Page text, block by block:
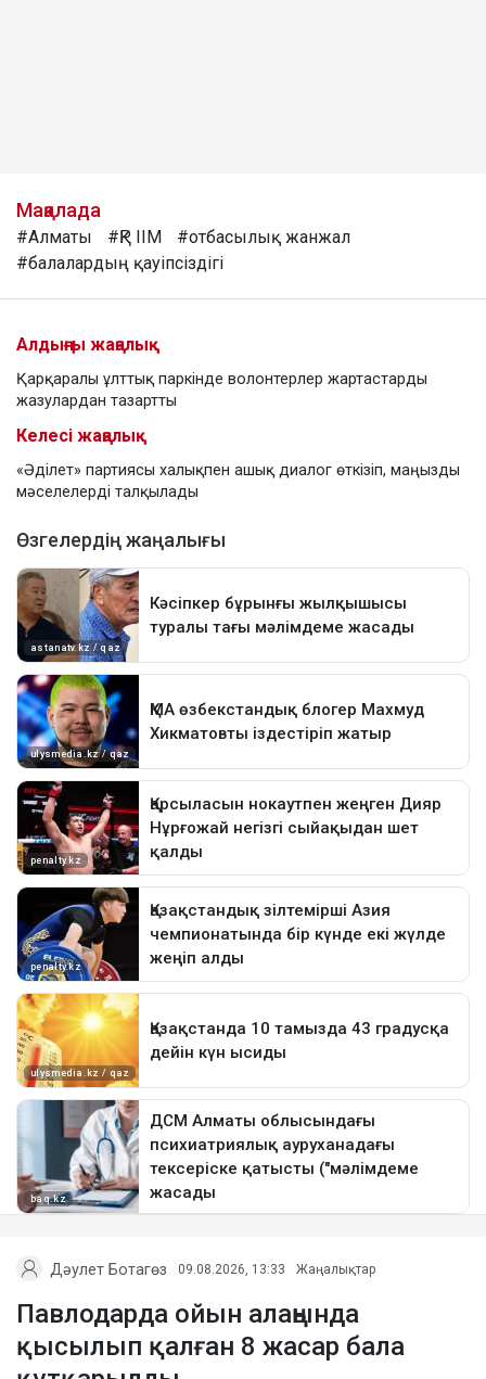
Мақалада
#Алматы #ҚР ІІМ
#отбасылық жанжал
#балалардың қауіпсіздігі
Алдыңғы жаңалық
Қарқаралы ұлттық паркінде волонтерлер жартастарды
жазулардан тазартты
Келесі жаңалық
«Әділет» партиясы халықпен ашық диалог өткізіп, маңызды
мәселелерді талқылады
Дәулет Ботагөз 09.08.2026, 13:33 Жаңалықтар
Павлодарда ойын алаңында
қысылып қалған 8 жасар бала